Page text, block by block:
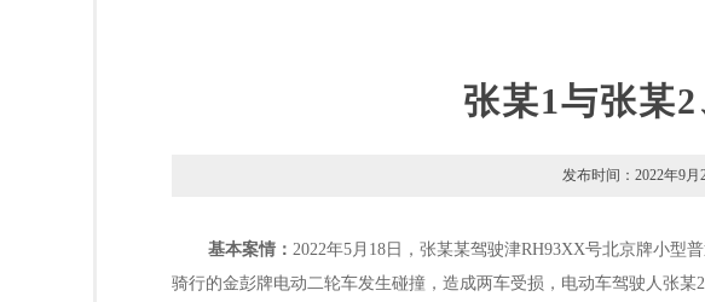
张某1与张某
发布时间：2022
基本案情： 2022年5月18日，张某某驾驶津RH93XX号北京牌小型
骑行的金彭牌电动二轮车发生碰撞，造成两车受损，电动车驾驶人张